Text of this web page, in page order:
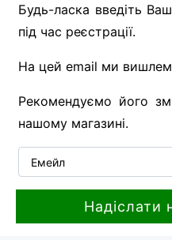
Будь-ласка введіть
під час реєстрації.
На цей email ми
Рекомендуємо його
нашому магазині.
Емейл
Надіслати